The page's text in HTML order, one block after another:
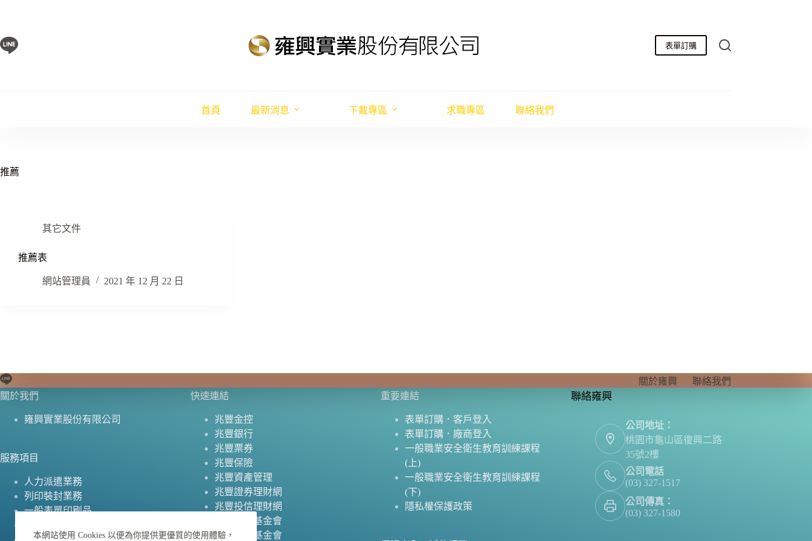
主
要
本網站使用 Cookies 以便為你提供更優質的使用體驗，
表單訂購
首頁 最新消息 下載專區 求職專區 聯絡我們
推薦
其它文件
推薦表
網站管理員 2021 年 12 月 22 日
關於雍興
聯絡我們
關於我們
雍興實業股份有限公司
服務項目
人力派遣業務
列印裝封業務
一般表單印刷品
快速連結
兆豐金控
兆豐銀行
兆豐票券
兆豐保險
兆豐資產管理
兆豐證券理財網
兆豐投信理財網
兆豐慈善基金會
兆豐文教基金會
重要連結
表單訂購．客戶登入
表單訂購．廠商登入
一般職業安全衛生教育訓練課程
(上)
一般職業安全衛生教育訓練課程
(下)
隱私權保護政策
聯絡雍興
公司地址：
桃園市龜山區復興二路
35號2樓
公司電話
(03) 327-1517
公司傳真：
(03) 327-1580